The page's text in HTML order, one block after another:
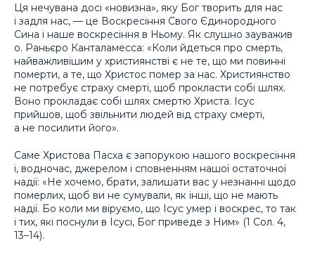
Ця нечувана досі «новизна», яку Бог творить для нас
і задля нас, — це Воскресіння Свого Єдинородного
Сина і наше воскресіння в Ньому. Як слушно зауважив
о. Раньєро Канталамесса: «Коли йдеться про смерть,
найважливішим у християнстві є не те, що ми повинні
померти, а те, що Христос помер за нас. Християнство
не потребує страху смерті, щоб прокласти собі шлях.
Воно прокладає собі шлях смертю Христа. Ісус
прийшов, щоб звільнити людей від страху смерті,
а не посилити його».
Саме Христова Пасха є запорукою нашого воскресіння
і, водночас, джерелом і сповненням нашої остаточної
надії: «Не хочемо, брати, залишати вас у незнанні щодо
померлих, щоб ви не сумували, як інші, що не мають
надії. Бо коли ми віруємо, що Ісус умер і воскрес, то так
і тих, які поснули в Ісусі, Бог приведе з Ним» (1 Сол. 4,
13–14).